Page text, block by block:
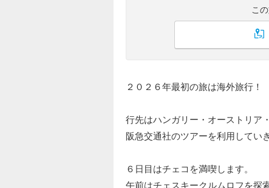
こ
２０２６年最初の旅は海外旅行！
行先はハンガリー・オーストリア
阪急交通社のツアーを利用してい
６日目はチェコを満喫します。
午前はチェスキークルムロフを探